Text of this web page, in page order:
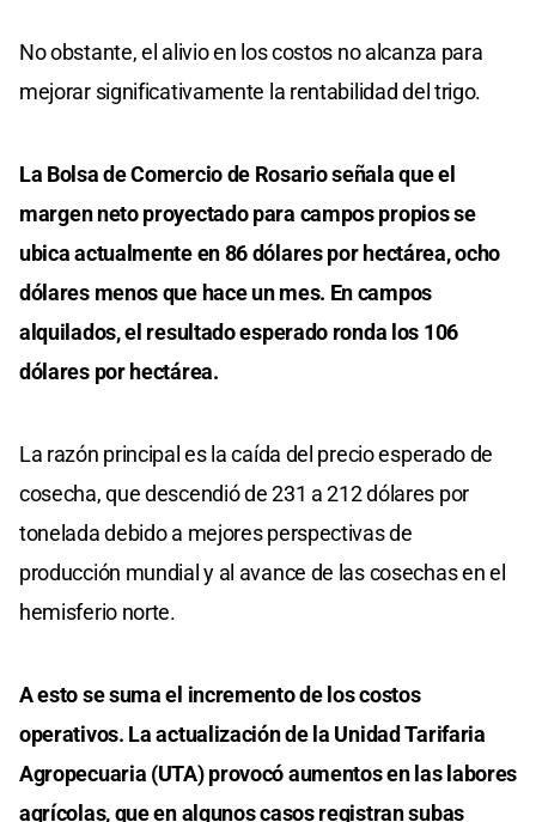
No obstante, el alivio en los costos no alcanza para
mejorar significativamente la rentabilidad del trigo.
La Bolsa de Comercio de Rosario señala que el
margen neto proyectado para campos propios se
ubica actualmente en 86 dólares por hectárea, ocho
dólares menos que hace un mes. En campos
alquilados, el resultado esperado ronda los 106
dólares por hectárea.
La razón principal es la caída del precio esperado de
cosecha, que descendió de 231 a 212 dólares por
tonelada debido a mejores perspectivas de
producción mundial y al avance de las cosechas en el
hemisferio norte.
A esto se suma el incremento de los costos
operativos. La actualización de la Unidad Tarifaria
Agropecuaria (UTA) provocó aumentos en las labores
agrícolas, que en algunos casos registran subas